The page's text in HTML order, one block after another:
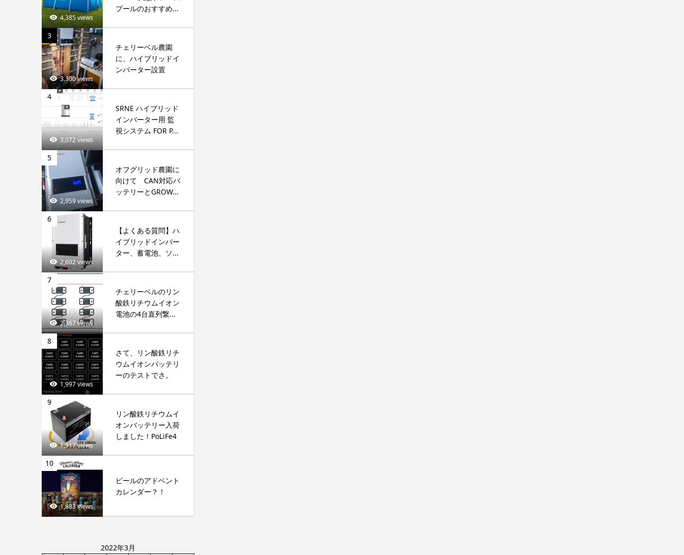
4,385 views
プールのおすすめ...
3
3,300 views
チェリーベル農園
に、ハイブリッドイ
ンバーター設置
4
3,072 views
SRNE ハイブリッド
インバーター用 監
視システム FOR P...
5
2,959 views
オフグリッド農園に
向けて CAN対応バ
ッテリーとGROW...
6
2,602 views
【よくある質問】ハ
イブリッドインバー
ター、蓄電池、ソ...
7
2,367 views
チェリーベルのリン
酸鉄リチウムイオン
電池の4台直列繋...
8
1,997 views
さて、リン酸鉄リチ
ウムイオンバッテリ
ーのテストでさ。
9
1,917 views
リン酸鉄リチウムイ
オンバッテリー入荷
しました！PoLiFe4
10
1,883 views
ビールのアドベント
カレンダー？！
2022年3月